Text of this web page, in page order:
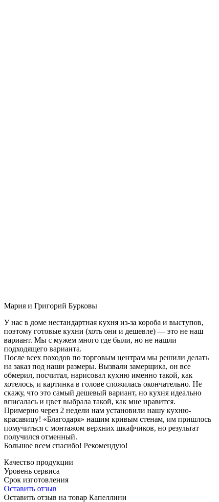
Мария и Григорий Бурковы
У нас в доме нестандартная кухня из-за короба и выступов,
поэтому готовые кухни (хоть они и дешевле) — это не наш
вариант. Мы с мужем много где были, но не нашли
подходящего варианта.
После всех походов по торговым центрам мы решили делать
на заказ под наши размеры. Вызвали замерщика, он все
обмерил, посчитал, нарисовал кухню именно такой, как
хотелось, и картинка в голове сложилась окончательно. Не
скажу, что это самый дешевый вариант, но кухня идеально
вписалась и цвет выбрала такой, как мне нравится.
Примерно через 2 недели нам установили нашу кухню-
красавицу! «Благодаря» нашим кривым стенам, им пришлось
помучиться с монтажом верхних шкафчиков, но результат
получился отменный.
Большое всем спасибо! Рекомендую!
Качество продукции
Уровень сервиса
Срок изготовления
Оставить отзыв
Оставить отзыв на товар Капеллини